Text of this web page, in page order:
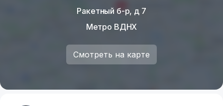
Ракетный б-р, д 7
Метро ВДНХ
Смотреть на карте